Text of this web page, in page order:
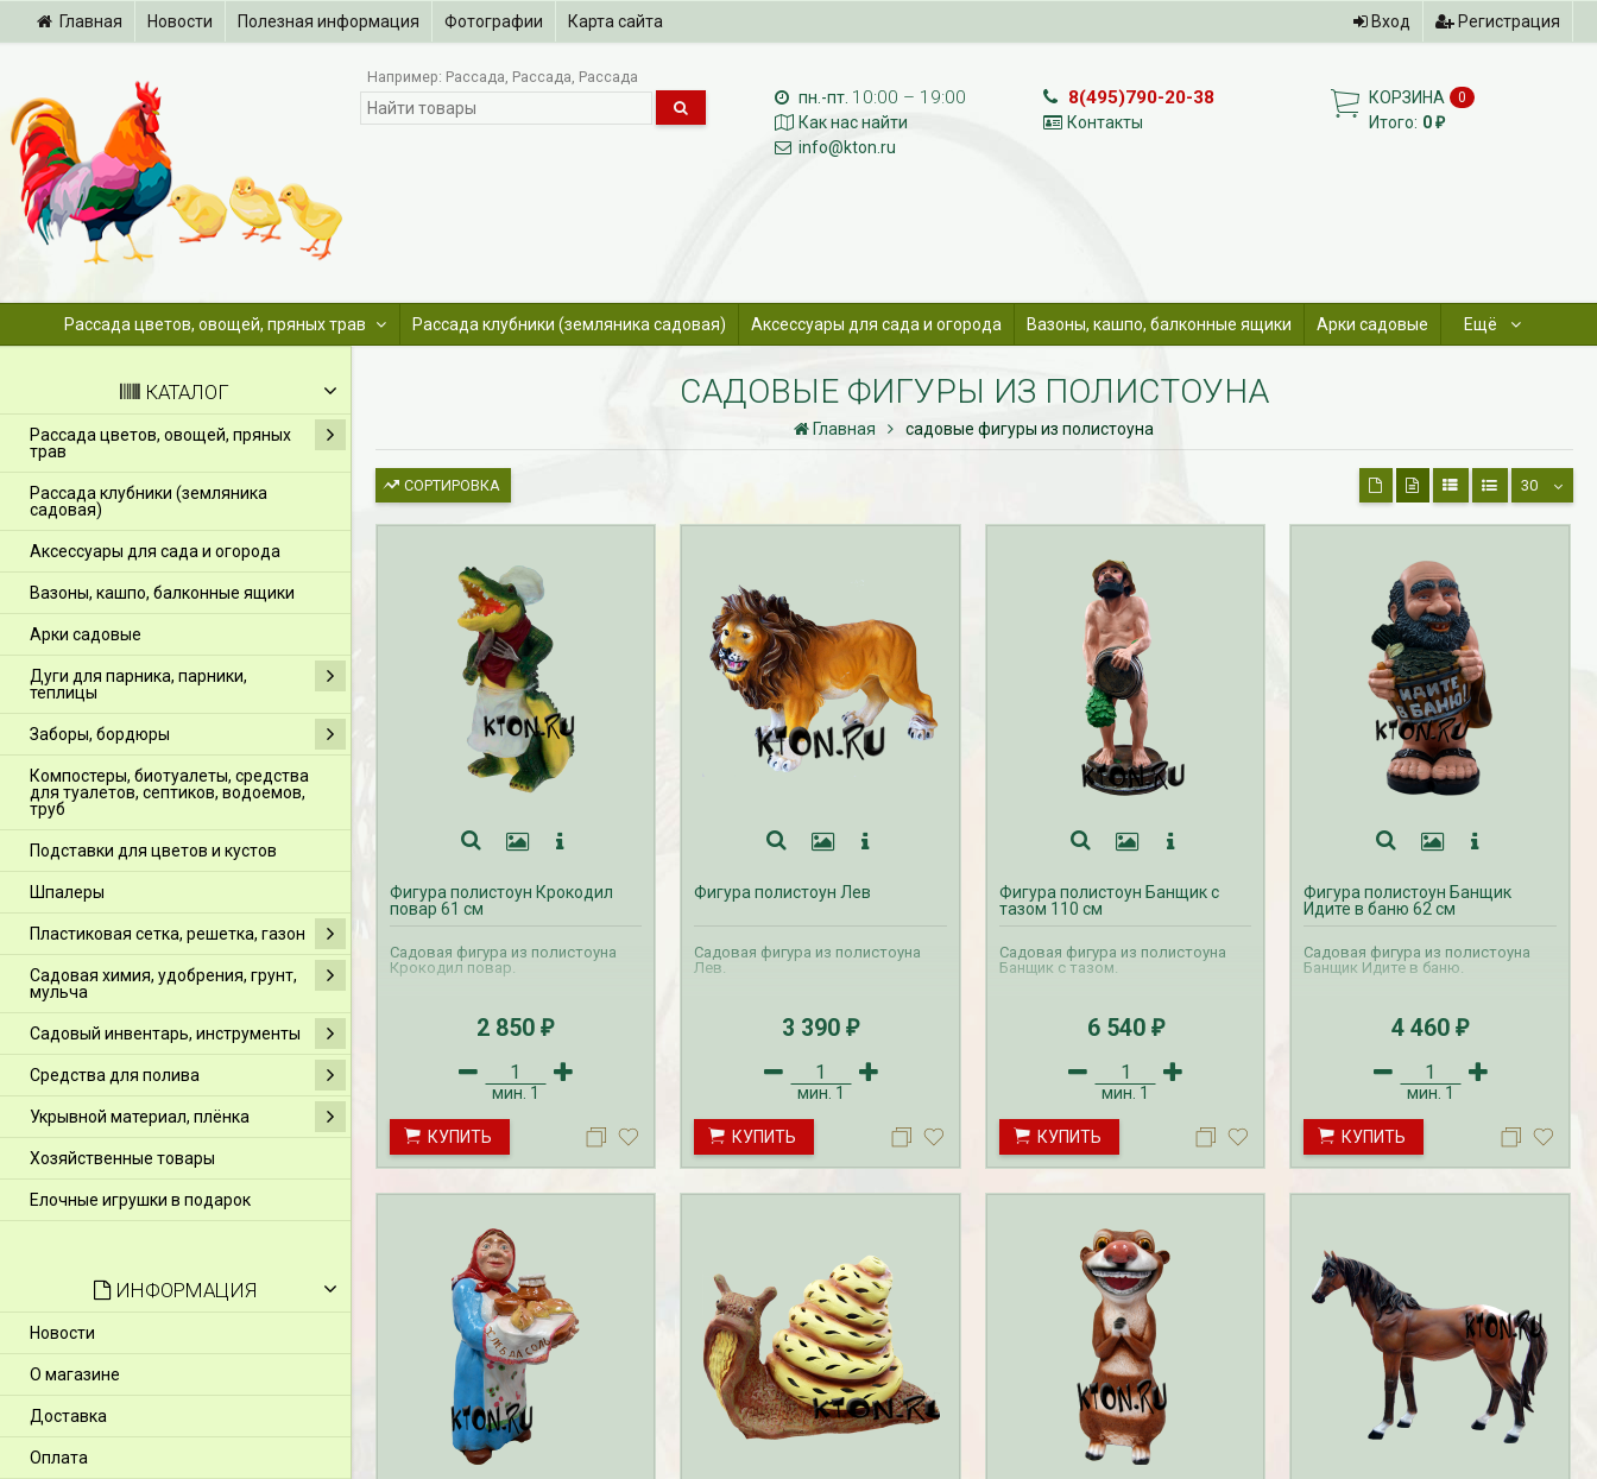
Главная Новости Полезная информация Фотографии Карта сайта Вход Регистрация
Например: Рассада Рассада Рассада
пн.-пт. 10:00 – 19:00
Как нас найти
info@kton.ru
8(495)790-20-38
Контакты
КОРЗИНА 0
Итого: 0₽
Рассада цветов, овощей, пряных трав Рассада клубники (земляника садовая) Аксессуары для сада и огорода Вазоны, кашпо, балконные ящики Арки садовые Ещё
КАТАЛОГ
Рассада цветов, овощей, пряных
трав
Рассада клубники (земляника
садовая)
Аксессуары для сада и огорода
Вазоны, кашпо, балконные ящики
Арки садовые
Дуги для парника, парники,
теплицы
Заборы, бордюры
Компостеры, биотуалеты, средства
для туалетов, септиков, водоемов,
труб
Подставки для цветов и кустов
Шпалеры
Пластиковая сетка, решетка, газон
Садовая химия, удобрения, грунт,
мульча
Садовый инвентарь, инструменты
Средства для полива
Укрывной материал, плёнка
Хозяйственные товары
Елочные игрушки в подарок
ИНФОРМАЦИЯ
Новости
О магазине
Доставка
Оплата
САДОВЫЕ ФИГУРЫ ИЗ ПОЛИСТОУНА
Главная садовые фигуры из полистоуна
СОРТИРОВКА 30
Фигура полистоун Крокодил
повар 61 см
Садовая фигура из полистоуна
Крокодил повар.
2 850₽
мин. 1
КУПИТЬ
Фигура полистоун Лев
Садовая фигура из полистоуна
Лев.
3 390₽
мин. 1
КУПИТЬ
Фигура полистоун Банщик с
тазом 110 см
Садовая фигура из полистоуна
Банщик с тазом.
6 540 ₽
мин. 1
КУПИТЬ
Фигура полистоун Банщик
Идите в баню 62 см
Садовая фигура из полистоуна
Банщик Идите в баню.
4 460₽
мин. 1
КУПИТЬ